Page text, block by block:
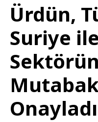
Ürdün,
Suriye
Onayladı